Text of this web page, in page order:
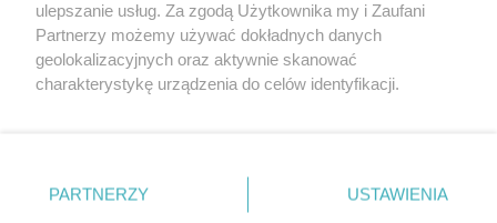
ulepszanie usług. Za zgodą Użytkownika my i Zaufani
Partnerzy możemy używać dokładnych danych
geolokalizacyjnych oraz aktywnie skanować
charakterystykę urządzenia do celów identyfikacji.
zmienić/wycofać klikając przycisk ustawień prywatności
znajdujący się w lewym dolnym rogu strony
PARTNERZY USTAWIENIA